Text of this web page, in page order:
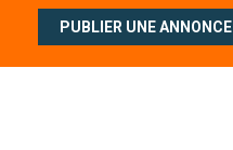
PUBLIER UNE ANNONCE